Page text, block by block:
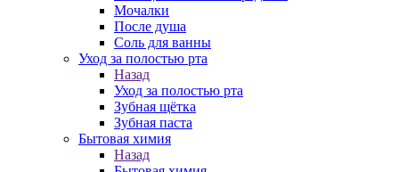
Мочалки
После душа
Соль для ванны
Уход за полостью рта
Назад
Уход за полостью рта
Зубная щётка
Зубная паста
Бытовая химия
Назад